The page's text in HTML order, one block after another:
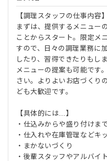
【調理スタッフの仕事内容】
まずは、提供するメニュー
ことからスタート。限定メ
すので、日々の調理業務に
したり、習得できたりもしま
メニューの提案も可能です
さい。よりよいお店づくり
ども大歓迎です。
【具体的には…】
・仕込みからや盛り付けま
・仕入れや在庫管理などキ
・まかないづくり
・後輩スタッフやアルバイ